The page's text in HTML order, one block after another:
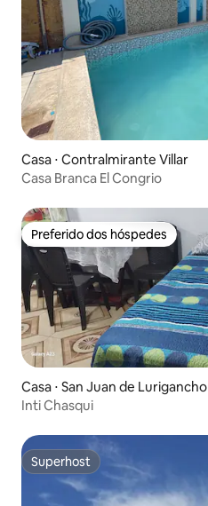
Casa ⋅ Contralmirante Villar
Casa Branca El Congrio
Preferido dos hóspedes
Preferido dos hóspedes
Casa ⋅ San Juan de Lurigancho
Inti Chasqui
Superhost
Superhost